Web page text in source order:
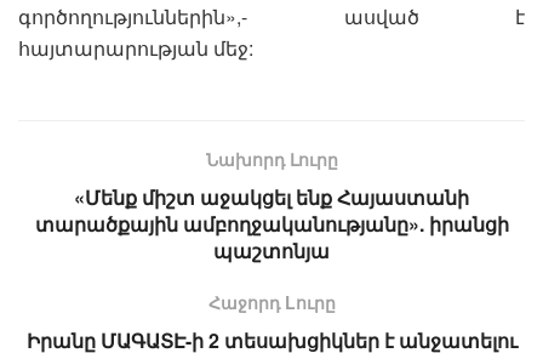
գործողություններին»,- ասված է
հայտարարության մեջ:
Նախորդ Լուրը
«Մենք միշտ աջակցել ենք Հայաստանի
տարածքային ամբողջականությանը». իրանցի
պաշտոնյա
Հաջորդ Lուրը
Իրանը ՄԱԳԱՏԷ-ի 2 տեսախցիկներ է անջատելու